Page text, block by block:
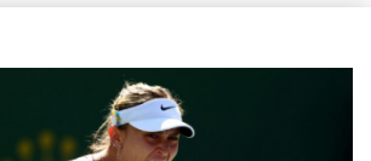
domine Niewiadoma à Nice et endosse
touristes au Porge, encore meurtri par le
l'hiver sera difficile pour l'Ukraine, 4 morts